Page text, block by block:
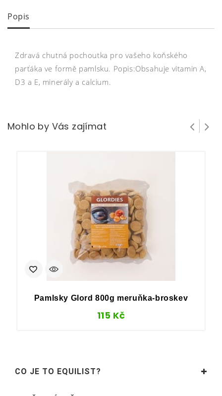
Popis
Zdravá chutná pochoutka pro vašeho koňského
parťáka ve formě pamlsku. Popis:Obsahuje vitamin A,
D3 a E, minerály a calcium.
Mohlo by Vás zajímat
Pamlsky Glord 800g meruňka-broskev
115 Kč
CO JE TO EQUILIST?